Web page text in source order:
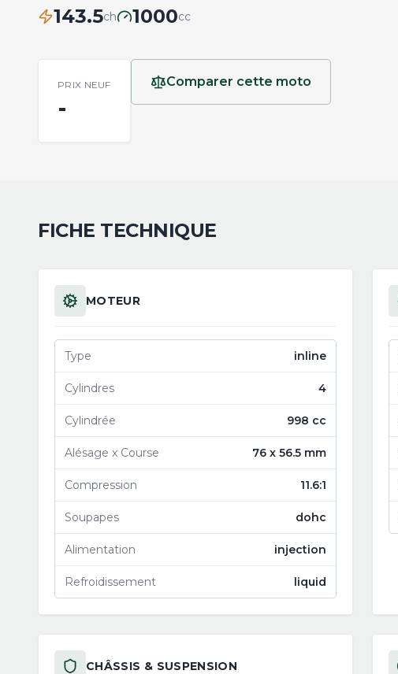
143.5ch 1000cc
PRIX NEUF
-
Comparer cette moto
FICHE TECHNIQUE
MOTEUR
Type inline
Cylindres 4
Cylindrée 998 cc
Alésage x Course 76 x 56.5 mm
Compression 11.6:1
Soupapes dohc
Alimentation injection
Refroidissement liquid
CHÂSSIS & SUSPENSION